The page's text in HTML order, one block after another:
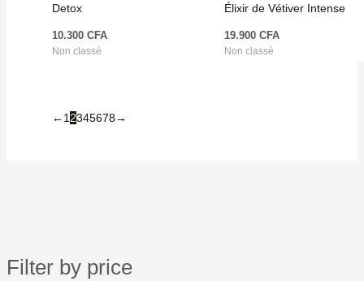
Filter by price
Detox
10.300 CFA
Non classé
Élixir de Vétiver Intense
19.900 CFA
Non classé
←12345678→